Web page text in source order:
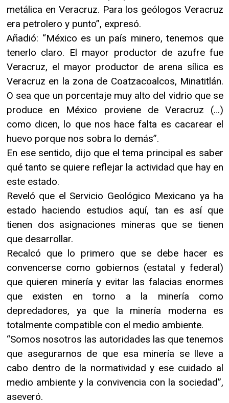
metálica en Veracruz. Para los geólogos Veracruz
era petrolero y punto”, expresó.
Añadió: “México es un país minero, tenemos que
tenerlo claro. El mayor productor de azufre fue
Veracruz, el mayor productor de arena sílica es
Veracruz en la zona de Coatzacoalcos, Minatitlán.
O sea que un porcentaje muy alto del vidrio que se
produce en México proviene de Veracruz (…)
como dicen, lo que nos hace falta es cacarear el
huevo porque nos sobra lo demás”.
En ese sentido, dijo que el tema principal es saber
qué tanto se quiere reflejar la actividad que hay en
este estado.
Reveló que el Servicio Geológico Mexicano ya ha
estado haciendo estudios aquí, tan es así que
tienen dos asignaciones mineras que se tienen
que desarrollar.
Recalcó que lo primero que se debe hacer es
convencerse como gobiernos (estatal y federal)
que quieren minería y evitar las falacias enormes
que existen en torno a la minería como
depredadores, ya que la minería moderna es
totalmente compatible con el medio ambiente.
“Somos nosotros las autoridades las que tenemos
que asegurarnos de que esa minería se lleve a
cabo dentro de la normatividad y ese cuidado al
medio ambiente y la convivencia con la sociedad”,
aseveró.